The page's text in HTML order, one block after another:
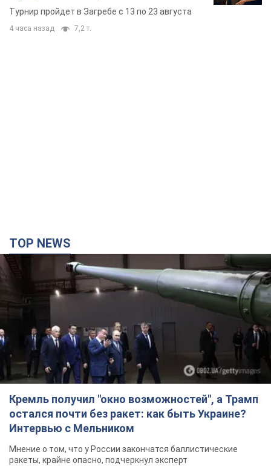
Европы основных спортсменов
Турнир пройдет в Загребе с 13 по 23 августа
4 часа назад 7,2 т.
TOP NEWS
Кремль получил "окно возможностей", а Трамп
остался почти без ракет: как быть Украине?
Интервью с Мельником
Мнение о том, что у России закончатся баллистические
ракеты, крайне опасно, подчеркнул эксперт